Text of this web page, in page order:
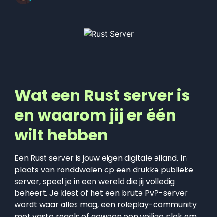
Wat een Rust server is
en waarom jij er één
wilt hebben
Een Rust server is jouw eigen digitale eiland. In
plaats van ronddwalen op een drukke publieke
server, speel je in een wereld die jij volledig
beheert. Je kiest of het een brute PvP-server
wordt waar alles mag, een roleplay-community